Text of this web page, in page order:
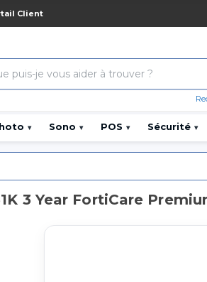
Client
▾ Sono ▾ POS ▾ Sécurité ▾
3 Year FortiCare